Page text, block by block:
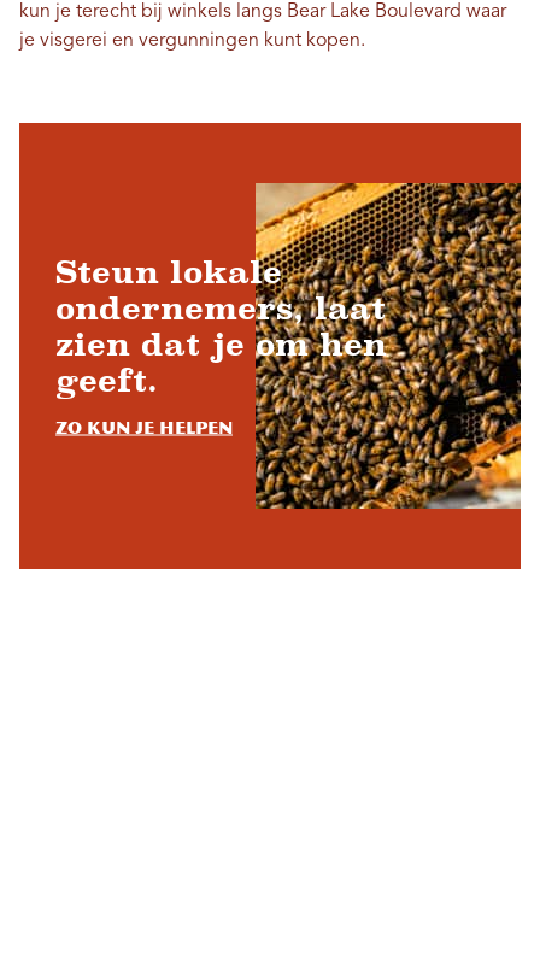
kun je terecht bij winkels langs Bear Lake Boulevard waar
je visgerei en vergunningen kunt kopen.
Steun lokale
ondernemers, laat
zien dat je om hen
geeft.
Zo kun je helpen